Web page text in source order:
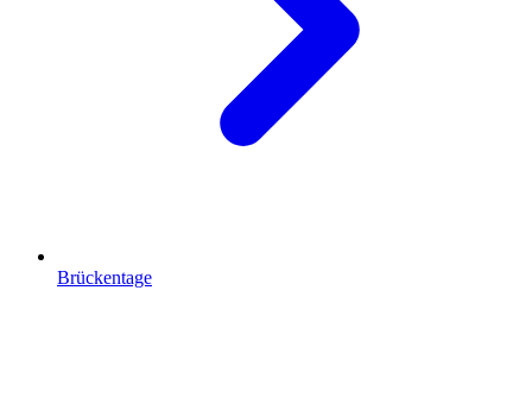
Brückentage